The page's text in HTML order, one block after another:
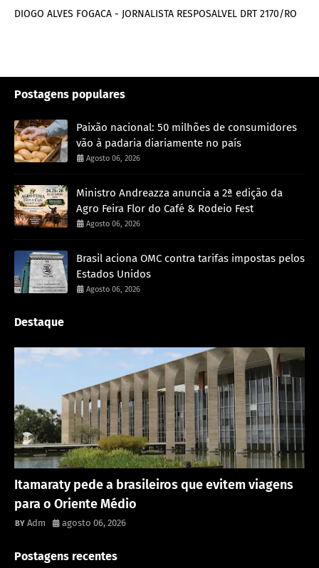
DIOGO ALVES FOGACA - JORNALISTA RESPOSALVEL DRT 2170/RO
Postagens populares
Paixão nacional: 50 milhões de consumidores
vão à padaria diariamente no país
Agosto 06, 2026
Ministro Andreazza anuncia a 2ª edição da
Agro Feira Flor do Café & Rodeio Fest
Agosto 06, 2026
Brasil aciona OMC contra tarifas impostas pelos
Estados Unidos
Agosto 06, 2026
Destaque
Itamaraty pede a brasileiros que evitem viagens
para o Oriente Médio
Adm agosto 06, 2026
Postagens recentes